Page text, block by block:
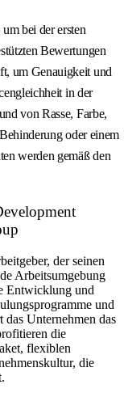
bei der ersten
Bewertungen
um Genauigkeit und
in der
von Rasse, Farbe,
oder einem
werden gemäß den
der seinen
Arbeitsumgebung
Entwicklung und
und
Unternehmen das
die
flexiblen
die